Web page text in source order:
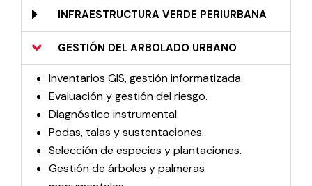
INFRAESTRUCTURA VERDE PERIURBANA
GESTIÓN DEL ARBOLADO URBANO​
Inventarios GIS, gestión informatizada​.
Evaluación y gestión del riesgo.
Diagnóstico instrumental.
Podas, talas y sustentaciones.
Selección de especies y plantaciones.
Gestión de árboles y palmeras